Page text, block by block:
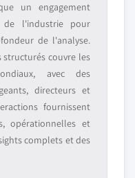
un engagement
de l'industrie pour
de l'analyse.
couvre les
avec des
directeurs et
fournissent
opérationnelles et
complets et des